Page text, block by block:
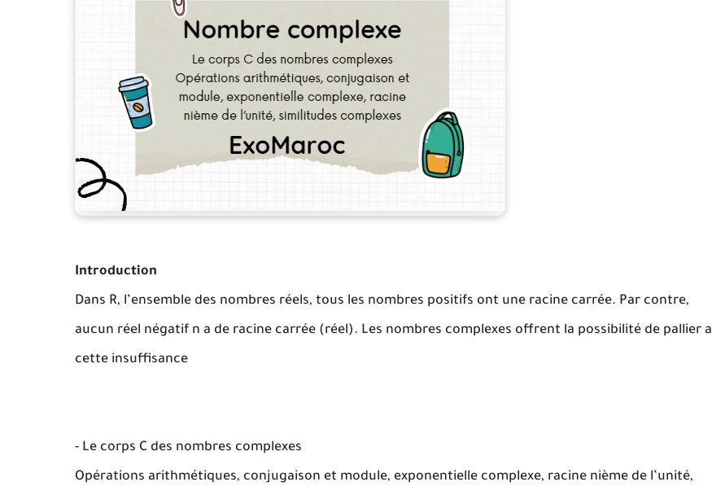
Introduction
Dans R, l’ensemble des nombres réels, tous les nombres positifs ont une racine carrée. Par contre,
aucun réel négatif n a de racine carrée (réel). Les nombres complexes offrent la possibilité de pallier a
cette insuffisance
- Le corps C des nombres complexes
Opérations arithmétiques, conjugaison et module, exponentielle complexe, racine nième de l’unité,